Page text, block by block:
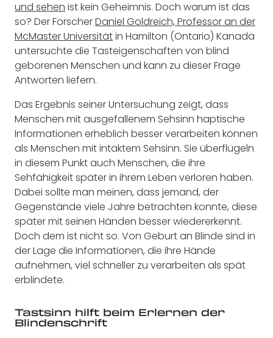
und sehen ist kein Geheimnis. Doch warum ist das
so? Der ForscherDaniel Goldreich, Professor an der
McMaster Universitätin Hamilton (Ontario) Kanada
untersuchte die Tasteigenschaften von blind
geborenen Menschen und kann zu dieser Frage
Antworten liefern.
Das Ergebnis seiner Untersuchung zeigt, dass
Menschen mit ausgefallenem Sehsinn haptische
Informationen erheblich besser verarbeiten können
als Menschen mit intaktem Sehsinn. Sie überflügeln
in diesem Punkt auch Menschen, die ihre
Sehfähigkeit später in ihrem Leben verloren haben.
Dabei sollte man meinen, dass jemand, der
Gegenstände viele Jahre betrachten konnte, diese
später mit seinen Händen besser wiedererkennt.
Doch dem ist nicht so. Von Geburt an Blinde sind in
der Lage die Informationen, die ihre Hände
aufnehmen, viel schneller zu verarbeiten als spät
erblindete.
Tastsinn hilft beim Erlernen der
Blindenschrift